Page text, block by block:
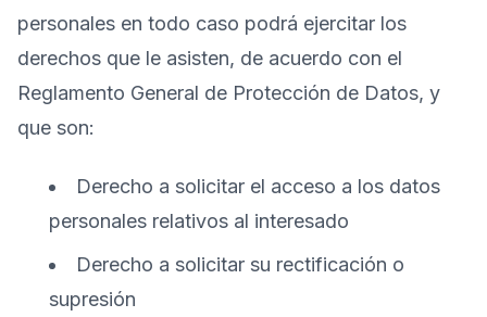
personales en todo caso podrá ejercitar los
derechos que le asisten, de acuerdo con el
Reglamento General de Protección de Datos, y
que son:
Derecho a solicitar el acceso a los datos
personales relativos al interesado
Derecho a solicitar su rectificación o
supresión